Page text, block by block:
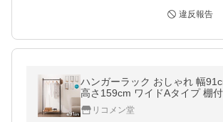
違反報告
ハンガーラック おしゃれ 幅
高さ159cm ワイドAタイプ 棚付
ラック ホワイト ナチュラル シ
料 リコメン堂